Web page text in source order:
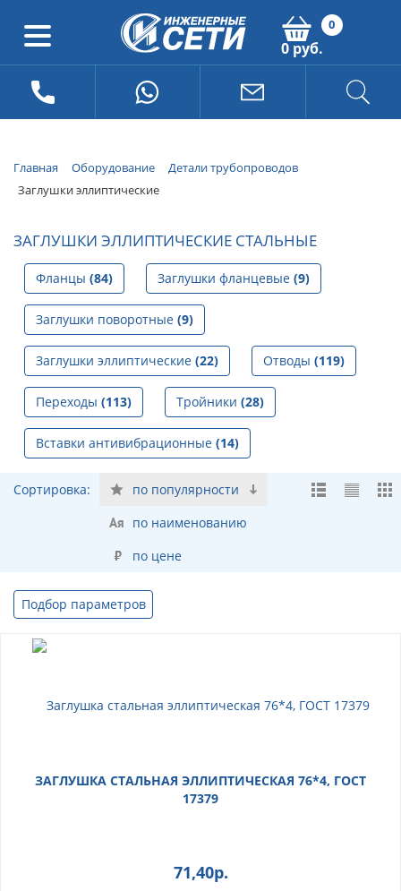
0
0 руб.
Главная Оборудование
Детали трубопроводов
Заглушки эллиптические
ЗАГЛУШКИ ЭЛЛИПТИЧЕСКИЕ СТАЛЬНЫЕ
Фланцы (84) Заглушки фланцевые (9)
Заглушки поворотные (9)
Заглушки эллиптические (22) Отводы (119)
Переходы (113) Тройники (28)
Вставки антивибрационные (14)
Сортировка:
по популярности
по наименованию
по цене
Подбор параметров
ЗАГЛУШКА СТАЛЬНАЯ ЭЛЛИПТИЧЕСКАЯ 76*4, ГОСТ
17379
71,40р.